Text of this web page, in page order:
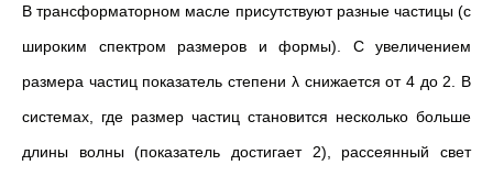
В трансформаторном масле присутствуют разные частицы (с
широким спектром размеров и формы). C увеличением
размера частиц показатель степени λ снижается от 4 до 2. В
системах, где размер частиц становится несколько больше
длины волны (показатель достигает 2), рассеянный свет